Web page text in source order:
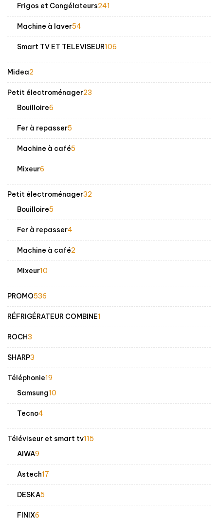
Frigos et Congélateurs241
produits
Machine à laver54
produits
Smart TV ET TELEVISEUR106
Midea2
produits
Petit électroménager23
Bouilloire6
produits
Fer à repasser5
produits
Machine à café5
produits
Mixeur6
Petit électroménager32
Bouilloire5
produits
Fer à repasser4
produits
Machine à café2
produits
Mixeur10
PROMO536
produits
RÉFRIGÉRATEUR COMBINE1
produit
ROCH3
produits
SHARP3
produits
Téléphonie19
Samsung10
produits
Tecno4
Téléviseur et smart tv115
AIWA9
produits
Astech17
produits
DESKA5
produits
FINIX6